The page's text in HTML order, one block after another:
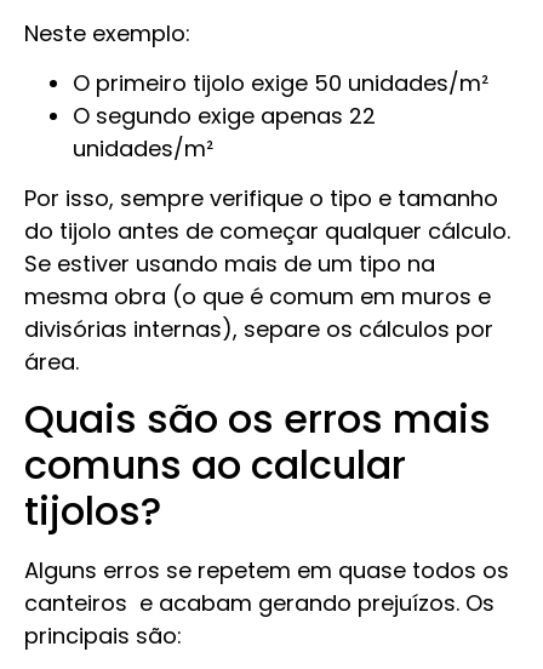
Neste exemplo:
O primeiro tijolo exige 50 unidades/m²
O segundo exige apenas 22
unidades/m²
Por isso, sempre verifique o tipo e tamanho
do tijolo antes de começar qualquer cálculo.
Se estiver usando mais de um tipo na
mesma obra (o que é comum em muros e
divisórias internas), separe os cálculos por
área.
Quais são os erros mais
comuns ao calcular
tijolos?
Alguns erros se repetem em quase todos os
canteiros e acabam gerando prejuízos. Os
principais são: